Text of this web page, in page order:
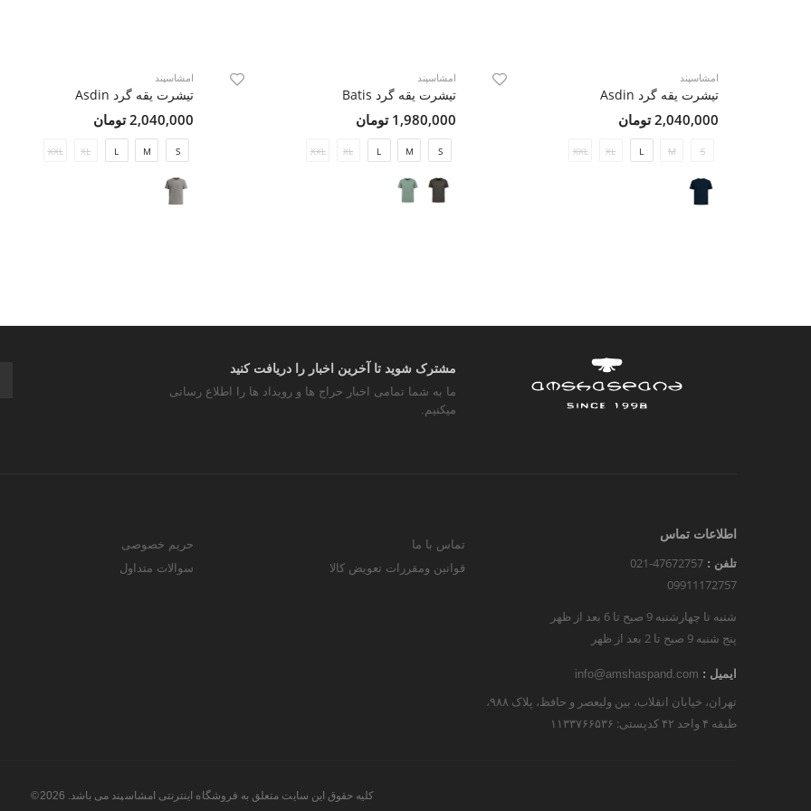
امشاسپند
تیشرت یقه گرد Asdin
2,040,000 تومان
S
M
L
XL
XXL
امشاسپند
تیشرت یقه گرد Batis
1,980,000 تومان
S
M
L
XL
XXL
امشاسپند
تیشرت یقه گرد Asdin
2,040,000 تومان
S
M
L
XL
XXL
مشترک شوید تا آخرین اخبار را دریافت کنید
ما به شما تمامی اخبار حراج ها و رویداد ها را اطلاع رسانی
میکنیم.
اطلاعات تماس
تلفن : 021-47672757
09911172757
شنبه تا چهارشنبه 9 صبح تا 6 بعد از ظهر
پنج شنبه 9 صبح تا 2 بعد از ظهر
ایمیل : info@amshaspand.com
تهران، خیابان انقلاب، بین ولیعصر و حافظ، پلاک ۹۸۸،
طبقه ۴ واحد ۴۲ کدپستی: ۱۱۳۳۷۶۶۵۳۶
تماس با ما
قوانین ومقررات تعویض کالا
حریم خصوصی
سوالات متداول
کلیه حقوق این سایت متعلق به فروشگاه اینترنتی امشاسپند می باشد. 2026©